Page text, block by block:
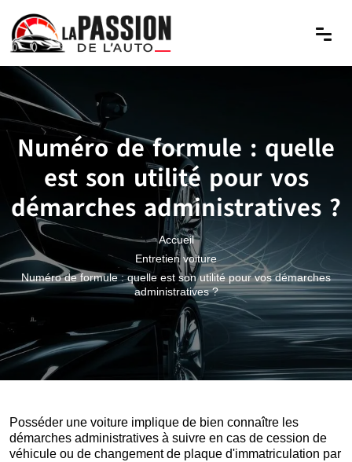
Numéro de formule : quelle
est son utilité pour vos
démarches administratives ?
Accueil
Entretien voiture
Numéro de formule : quelle est son utilité pour vos démarches
administratives ?
Posséder une voiture implique de bien connaître les
démarches administratives à suivre en cas de cession de
véhicule ou de changement de plaque d'immatriculation par